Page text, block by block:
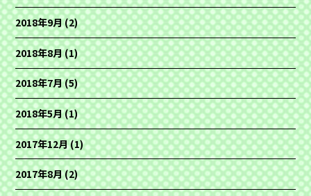
2018年9月(2)
2018年8月(1)
2018年7月(5)
2018年5月(1)
2017年12月(1)
2017年8月(2)